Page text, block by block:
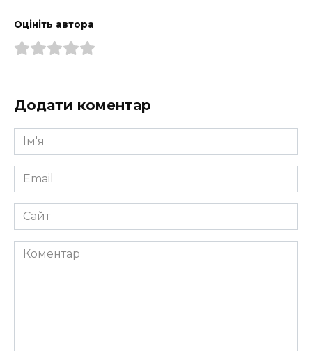
Оцініть автора
Додати коментар
Ім'я
*
Email
*
Сайт
Коментар